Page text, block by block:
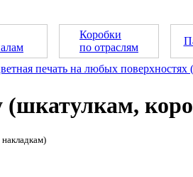
Коробки
по отраслям
печать на любых поверхностях
(шкатулкам,